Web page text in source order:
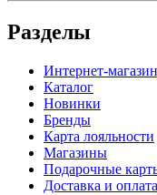
Разделы
Интернет-магазин
Каталог
Новинки
Бренды
Карта лояльности
Магазины
Подарочные
Доставка и оплата